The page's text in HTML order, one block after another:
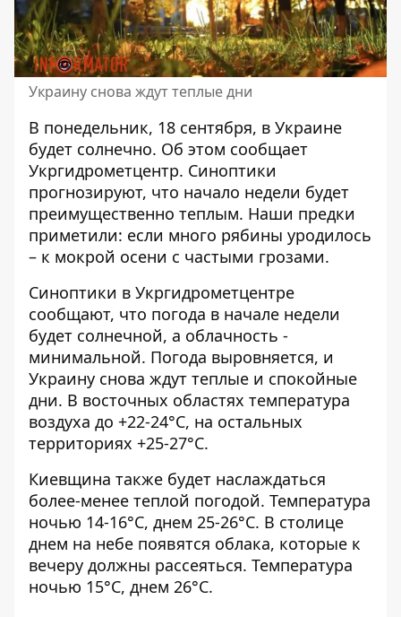
Украину снова ждут теплые дни
В понедельник, 18 сентября, в Украине
будет солнечно. Об этом сообщает
Укргидрометцентр. Синоптики
прогнозируют, что начало недели будет
преимущественно теплым. Наши предки
приметили: если много рябины уродилось
– к мокрой осени с частыми грозами.
Синоптики в Укргидрометцентре
сообщают, что погода в начале недели
будет солнечной, а облачность -
минимальной. Погода выровняется, и
Украину снова ждут теплые и спокойные
дни. В восточных областях температура
воздуха до +22-24°С, на остальных
территориях +25-27°С.
Киевщина также будет наслаждаться
более-менее теплой погодой. Температура
ночью 14-16°С, днем ​​25-26°С. В столице
днем ​​на небе появятся облака, которые к
вечеру должны рассеяться. Температура
ночью 15°С, днем ​​26°С.